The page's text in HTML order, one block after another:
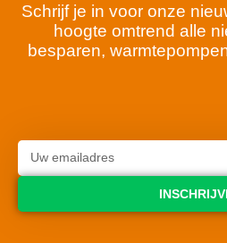
Schrijf je in voor onze
hoogte omtrend alle
besparen,